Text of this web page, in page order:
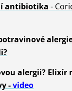
antibiotika -
alergii? Elixír
-video